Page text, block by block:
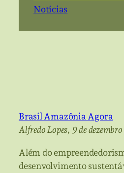
Notícias
Brasil Amazônia Agora
Alfredo Lopes, 9 de
Além do
desenvolvimento